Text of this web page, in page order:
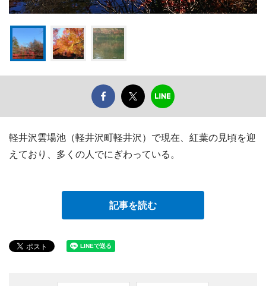
軽井沢雲場池（軽井沢町軽井沢）で現在、紅葉の見頃を迎
えており、多くの人でにぎわっている。
記事を読む